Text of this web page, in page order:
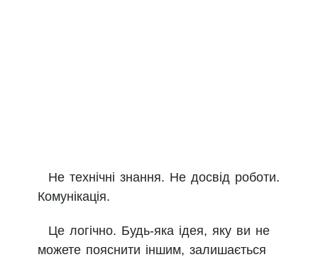
Не технічні знання. Не досвід роботи.
Комунікація.
Це логічно. Будь-яка ідея, яку ви не
можете пояснити іншим, залишається